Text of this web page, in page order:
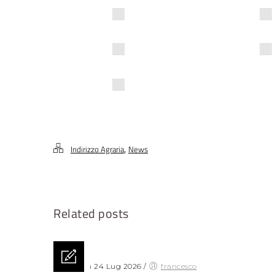
Indirizzo Agraria, News
Related posts
Posted on 24 Lug 2026 / francesco